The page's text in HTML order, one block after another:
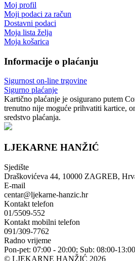
Moj profil
Moji podaci za račun
Dostavni podaci
Moja lista želja
Moja košarica
Informacije o plaćanju
Sigurnost on-line trgovine
Sigurno plaćanje
Kartično plaćanje je osigurano putem
trenutno nije moguće prihvatiti kartice,
sredstvo plaćanja.
LJEKARNE HANŽIĆ
Sjedište
Draškovićeva 44, 10000 ZAGREB,
E-mail
centar@ljekarne-hanzic.hr
Kontakt telefon
01/5509-552
Kontakt mobilni telefon
091/309-7762
Radno vrijeme
Pon-pet: 07:00 - 20:00; Sub: 08:00-13:00
© LJEKARNE HANŽIĆ 2026